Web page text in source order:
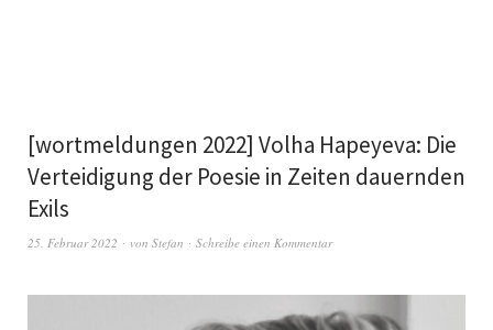
[wortmeldungen 2022] Volha Hapeyeva: Die
Verteidigung der Poesie in Zeiten dauernden
Exils
25. Februar 2022 von Stefan Schreibe einen Kommentar